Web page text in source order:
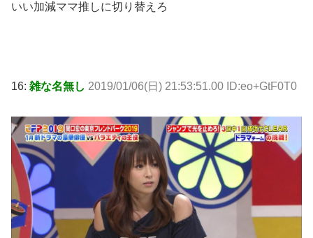
いい加減ママ推しに切り替えろ
16: 雑な名無し 2019/01/06(日) 21:53:51.00 ID:eo+GtF0T0